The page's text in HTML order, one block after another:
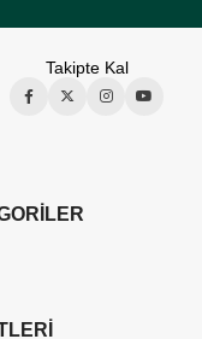
Takipte Kal